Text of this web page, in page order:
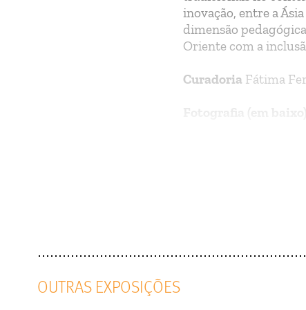
inovação, entre a
dimensão
Oriente com a
Curadoria Fátima
OUTRAS EXPOSIÇÕES